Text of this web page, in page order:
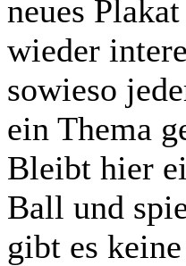
neues
wieder
sowieso
ein Thema
Bleibt hier
Ball und
gibt es